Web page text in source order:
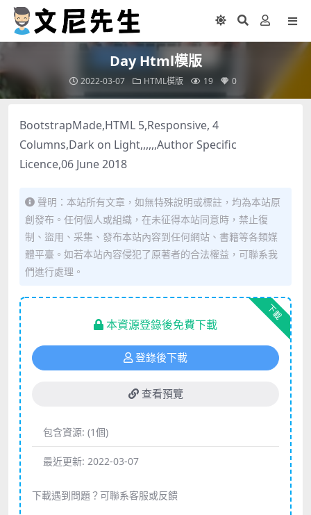
Day Html模版
2022-03-07 HTML模版 19 0
BootstrapMade,HTML 5,Responsive, 4
Columns,Dark on Light,,,,,,Author Specific
Licence,06 June 2018
聲明：本站所有文章，如無特殊說明或標註，均為本站原
創發布。任何個人或組織，在未征得本站同意時，禁止復
制、盜用、采集、發布本站內容到任何網站、書籍等各類媒
體平臺。如若本站內容侵犯了原著者的合法權益，可聯系我
們進行處理。
下載
本資源登錄後免費下載
登錄後下載
查看預覽
包含資源: (1個)
最近更新: 2022-03-07
下載遇到問題？可聯系客服或反饋